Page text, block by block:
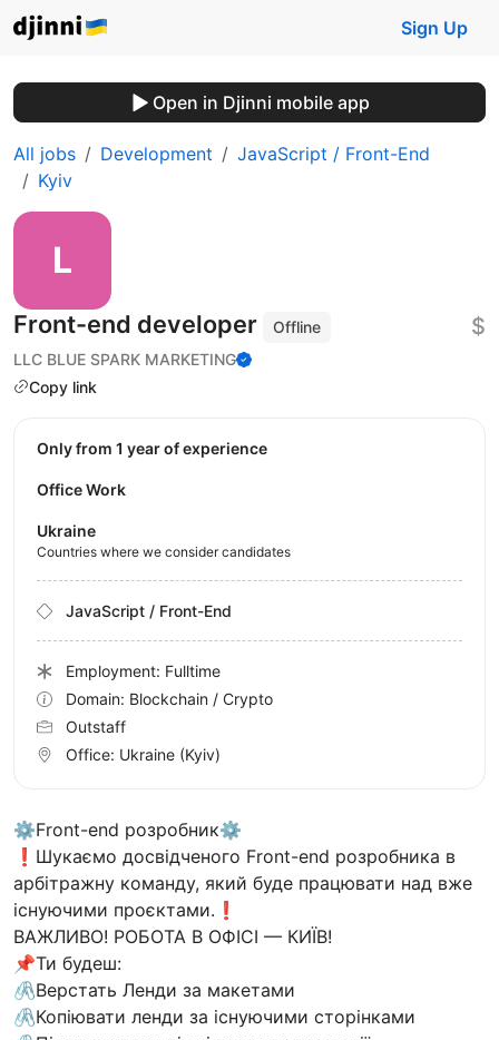
Sign Up
Open in Djinni mobile app
All jobs Development
JavaScript / Front-End
Kyiv
Front-end developer
Offline
LLC BLUE SPARK MARKETING
Copy link
$
⚙️Front-end розробник⚙️
❗️Шукаємо досвідченого Front-end розробника в
арбітражну команду, який буде працювати над вже
icнуючими проєктами.❗️
ВАЖЛИВО! РОБОТА В ОФІСІ — КИЇВ!
📌Ти будеш:
🖇Верстать Ленди за макетами
🖇Копіювати ленди за існуючими сторінками
Only from 1 year of experience
Office Work
Ukraine
Countries where we consider candidates
JavaScript / Front-End
Employment: Fulltime
Domain: Blockchain / Crypto
Outstaff
Office: Ukraine (Kyiv)